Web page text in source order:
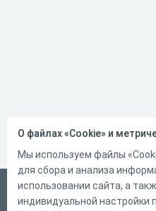
Русский
О файлах «Cookie» и
Мы используем файлы
для сбора и анализа
использовании сайта, а
индивидуальной настройки